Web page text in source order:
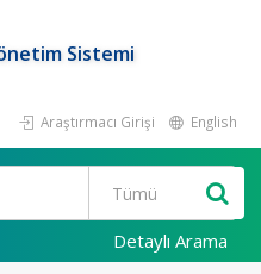
Sistemi
Araştırmacı Girişi English
Detaylı Arama